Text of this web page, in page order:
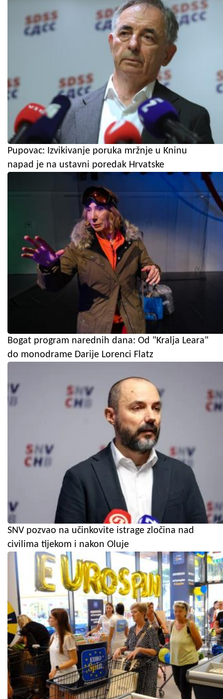
Pupovac: Izvikivanje poruka mržnje u Kninu
napad je na ustavni poredak Hrvatske
Bogat program narednih dana: Od "Kralja Leara"
do monodrame Darije Lorenci Flatz
SNV pozvao na učinkovite istrage zločina nad
civilima tijekom i nakon Oluje